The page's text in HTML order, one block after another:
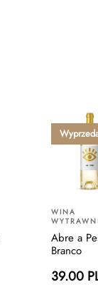
WINA
Abre a
Branco
39.00